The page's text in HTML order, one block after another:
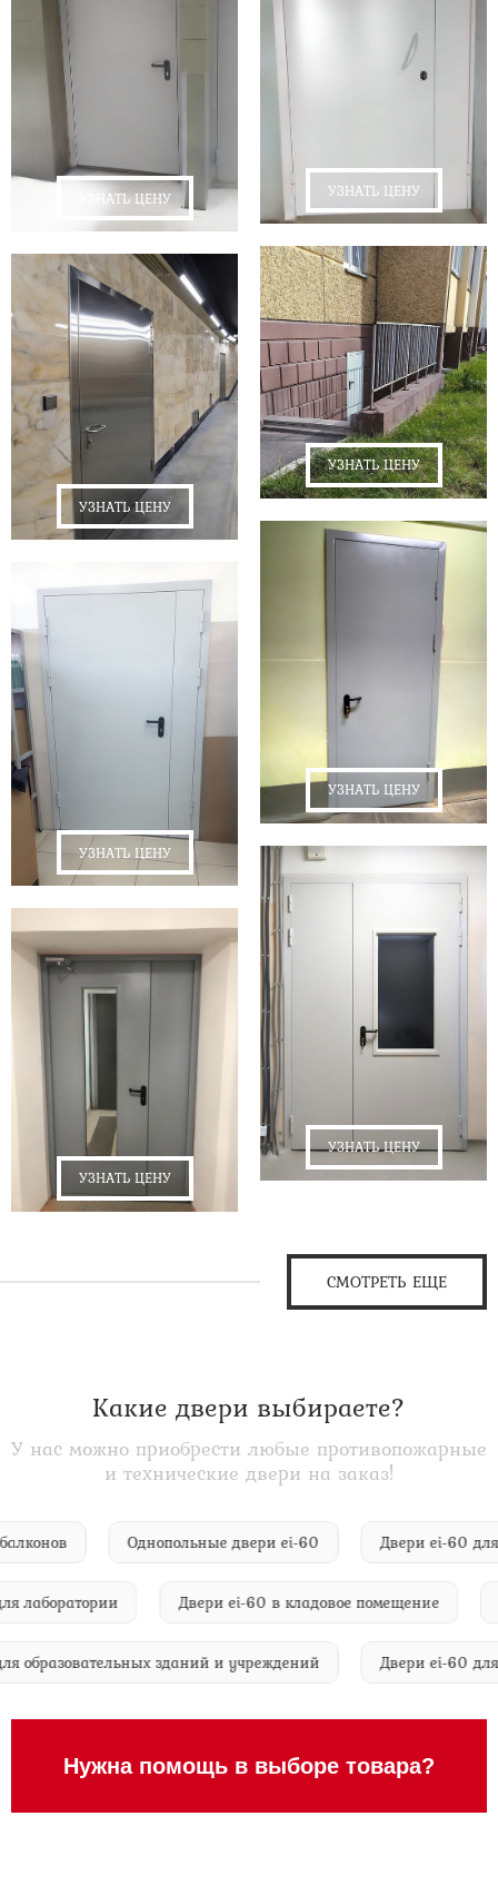
УЗНАТЬ ЦЕНУ
УЗНАТЬ ЦЕНУ
УЗНАТЬ ЦЕНУ
УЗНАТЬ ЦЕНУ
УЗНАТЬ ЦЕНУ
УЗНАТЬ ЦЕНУ
УЗНАТЬ ЦЕНУ
УЗНАТЬ ЦЕНУ
СМОТРЕТЬ ЕЩЕ
Какие двери выбираете?
У нас можно приобрести любые противопожарные
и технические двери на заказ!
балконов Однопольные двери ei-60 Двери ei-
Двери ei-60 в кладовое помещение
для образовательных зданий и учреждений Двери ei-
Нужна помощь в выборе товара?